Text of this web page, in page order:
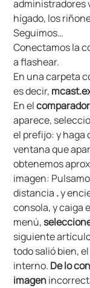
administradores
hígado, los
Seguimos…
Conectamos la
a flashear.
En una carpeta
es decir,
En el
aparece,
el prefijo:y haga
ventana que
obtenemos
imagen:
distancia .y
consola, y caiga
menú,
siguiente
todo salió bien,
interno. De lo
imagen